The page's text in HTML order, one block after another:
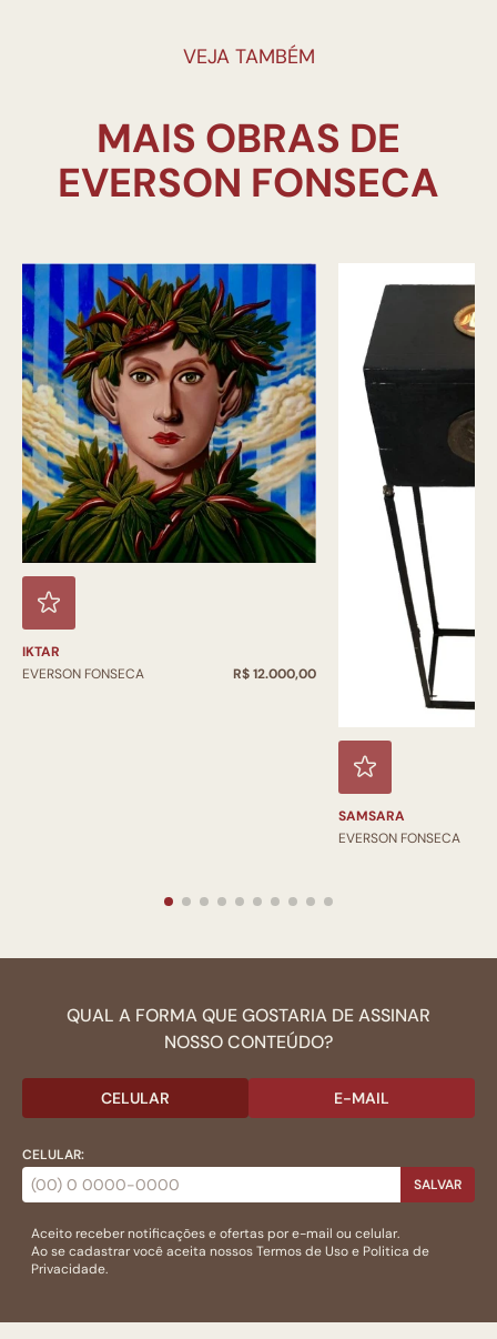
VEJA TAMBÉM
MAIS OBRAS DE
IKTAR
EVERSON FONSECA
R$ 12.000,00
SAMSARA
EVERSON FONSECA
QUAL A FORMA QUE GOSTARIA DE ASSINAR
NOSSO CONTEÚDO?
CELULAR E-MAIL
CELULAR:
SALVAR
Aceito receber notificações e ofertas por e-mail ou celular.
Ao se cadastrar você aceita nossosTermos de Usoe Politica de
Privacidade.